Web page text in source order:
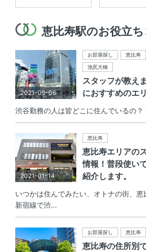
恵比寿駅のお役立
2021-05-06
お部屋探し 恵比寿
池尻大橋
スタッフが教え
におすすめのエ
渋谷勤務の人は皆どこに住んでいるの
2021-01-14
恵比寿
恵比寿エリアの
情報！普段使い
紹介します。
いつかは住んでみたい、オトナの街、
新宿線で渋...
お部屋探し 恵比寿
恵比寿の住所別